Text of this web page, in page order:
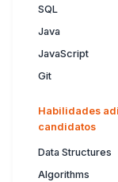
SQL
Java
JavaScript
Git
Habilidades
candidatos
Data Structures
Algorithms